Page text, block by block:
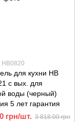
HB0820
для кухни HB
с вых. для
воды (черный)
5 лет гарантия
грн/шт. 3 818.00 грн